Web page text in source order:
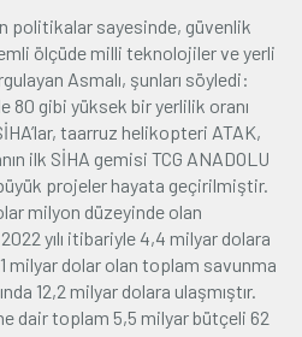
politikalar sayesinde, güvenlik
ölçüde milli teknolojiler ve yerli
Asmalı, şunları söyledi:
80 gibi yüksek bir yerlilik oranı
taarruz helikopteri ATAK,
ilk SİHA gemisi TCG ANADOLU
projeler hayata geçirilmiştir.
milyon düzeyinde olan
yılı itibariyle 4,4 milyar dolara
milyar dolar olan toplam savunma
12,2 milyar dolara ulaşmıştır.
dair toplam 5,5 milyar bütçeli 62